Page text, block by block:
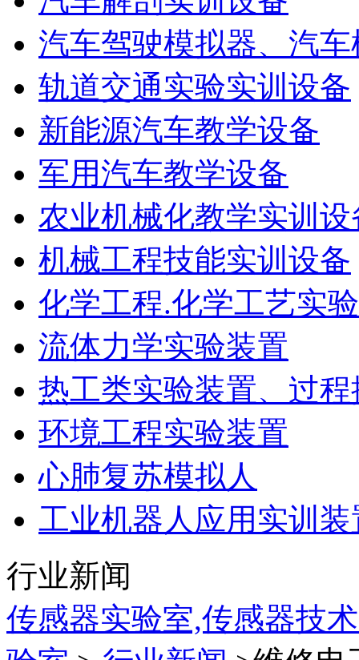
汽车驾驶模拟器、汽车
轨道交通实验实训设备
新能源汽车教学设备
军用汽车教学设备
农业机械化教学实训设
机械工程技能实训设备
化学工程.化学工艺实
流体力学实验装置
热工类实验装置、过
环境工程实验装置
心肺复苏模拟人
工业机器人应用实训装
行业新闻
传感器实验室,传感器技